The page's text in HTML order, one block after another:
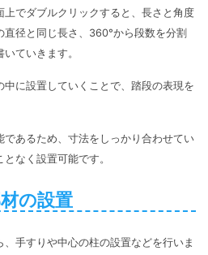
でダブルクリックすると、長さと角度
径と同じ長さ、360°から段数を分割
ていきます。
に設置していくことで、踏段の表現を
であるため、寸法をしっかり合わせてい
なく設置可能です。
の設置
手すりや中心の柱の設置などを行いま